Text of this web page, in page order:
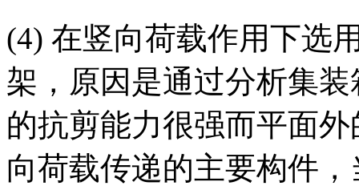
(4) 在竖向荷载作用下选
架，原因是通过分析集
的抗剪能力很强而平面
向荷载传递的主要构件